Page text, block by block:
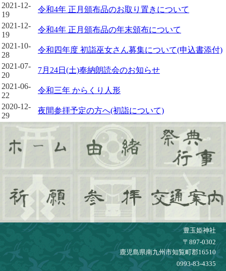
2021-12-
19
令和4年 正月頒布品のお取り置きについて
2021-12-
19
令和4年 正月頒布品の年末頒布について
2021-10-
28
令和四年度 初詣巫女さん募集について(申込書添付)
2021-07-
20
7月24日(土)奉納朗読会のお知らせ
2021-06-
22
令和三年 からくり人形
2020-12-
29
夜間参拝予定の方へ(初詣について)
豊玉姫神社
〒897-0302
鹿児島県南九州市知覧町郡16510
0993-83-4335